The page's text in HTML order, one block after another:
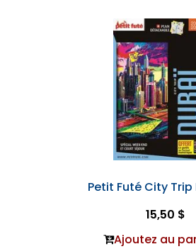
Petit Futé City
15,50 $
Ajoutez au